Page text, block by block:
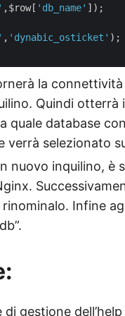
,$row[ 'db_name' ]);
, 'dynabic_osticket' );
la
Quindi
a quale database
verrà selezionato
nuovo inquilino,
Infine
gestione